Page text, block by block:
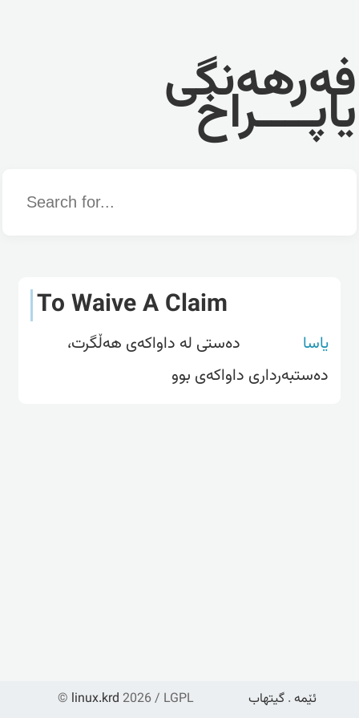
فەرهەنگی
یاپــــراخ
Word
To Waive A Claim
یاسا
دەستی لە داواکەی هەڵگرت،
دەستبەرداری داواکەی بوو
© linux.krd 2026 / LGPL ئێمە . گیتهاب